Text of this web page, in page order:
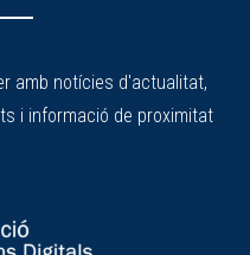
amb notícies d'actualitat,
i informació de proximitat